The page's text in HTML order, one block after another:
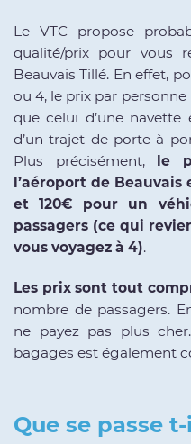
Le VTC propose
qualité/prix pour vous
Beauvais Tillé. En effet,
ou 4, le prix par
que celui d’une navette
d’un trajet de porte à
Plus précisément, le
l’aéroport de Beauvais
et 120€ pour un
passagers (ce qui
vous voyagez à 4).
Les prix sont tout
nombre de passagers.
ne payez pas plus
bagages est également
Que se passe